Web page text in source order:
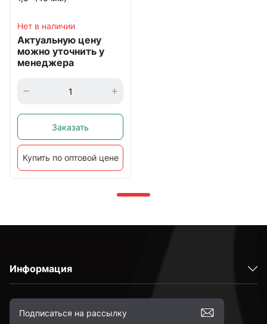
Нет в наличии
Актуальную цену
можно уточнить у
менеджера
Заказать
Купить по оптовой цене
Информация